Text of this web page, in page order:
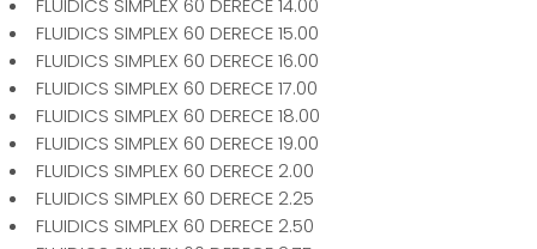
FLUIDICS SIMPLEX 60 DERECE 14.00
FLUIDICS SIMPLEX 60 DERECE 15.00
FLUIDICS SIMPLEX 60 DERECE 16.00
FLUIDICS SIMPLEX 60 DERECE 17.00
FLUIDICS SIMPLEX 60 DERECE 18.00
FLUIDICS SIMPLEX 60 DERECE 19.00
FLUIDICS SIMPLEX 60 DERECE 2.00
FLUIDICS SIMPLEX 60 DERECE 2.25
FLUIDICS SIMPLEX 60 DERECE 2.50